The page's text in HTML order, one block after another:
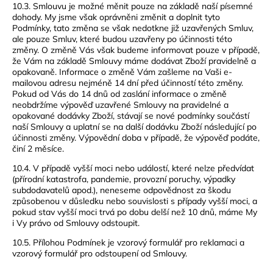
10.3. Smlouvu je možné měnit pouze na základě naší písemné
dohody. My jsme však oprávněni změnit a doplnit tyto
Podmínky, tato změna se však nedotkne již uzavřených Smluv,
ale pouze Smluv, které budou uzavřeny po účinnosti této
změny. O změně Vás však budeme informovat pouze v případě,
že Vám na základě Smlouvy máme dodávat Zboží pravidelně a
opakovaně. Informace o změně Vám zašleme na Vaši e-
mailovou adresu nejméně 14 dní před účinností této změny.
Pokud od Vás do 14 dnů od zaslání informace o změně
neobdržíme výpověď uzavřené Smlouvy na pravidelné a
opakované dodávky Zboží, stávají se nové podmínky součástí
naší Smlouvy a uplatní se na další dodávku Zboží následující po
účinnosti změny. Výpovědní doba v případě, že výpověď podáte,
činí 2 měsíce.
10.4. V případě vyšší moci nebo událostí, které nelze předvídat
(přírodní katastrofa, pandemie, provozní poruchy, výpadky
subdodavatelů apod.), neneseme odpovědnost za škodu
způsobenou v důsledku nebo souvislosti s případy vyšší moci, a
pokud stav vyšší moci trvá po dobu delší než 10 dnů, máme My
i Vy právo od Smlouvy odstoupit.
10.5. Přílohou Podmínek je vzorový formulář pro reklamaci a
vzorový formulář pro odstoupení od Smlouvy.